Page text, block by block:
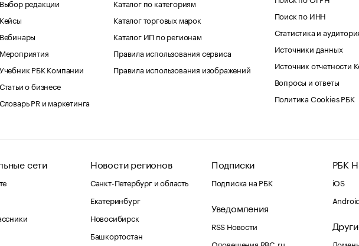
Выбор редакции
Кейсы
Вебинары
Мероприятия
Учебник РБК Компании
Статьи о бизнесе
Словарь PR и маркетинга
Каталог по категориям
Каталог торговых марок
Каталог ИП по регионам
Правила использования сервиса
Правила использования изображений
Поиск по ИНН
Статистика и
Источники данных
Источник отчетности
Вопросы и ответы
Политика Cookies РБК
сети Новости регионов
Санкт-Петербург и область
Екатеринбург
Новосибирск
Башкортостан
Подписки
Подписка на РБК
Уведомления
RSS Новости
Оповещения RBC.ru
РБК
iOS